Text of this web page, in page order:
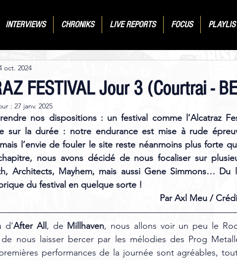
INTERVIEWS CHRONIKS LIVE REPORTS FOCUS
FESTIVAL Jour 3 (Courtrai -
oct. 2024
: 27 janv. 2025
nos dispositions : un festival comme l’Alcatraz
sur la durée : notre endurance est mise à rude
l’envie de fouler le site reste néanmoins plus forte
nous avons décidé de nous focaliser sur
Architects, Mayhem, mais aussi Gene Simmons…
du festival en quelque sorte !
Par Axl Meu /
d’After All, de Millhaven, nous allons voir un peu le
nous laisser bercer par les mélodies des Prog
performances de la journée sont agréables,